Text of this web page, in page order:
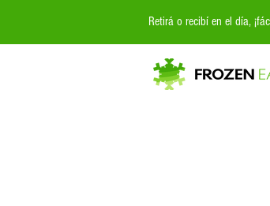
Retirá o recibí en el día,